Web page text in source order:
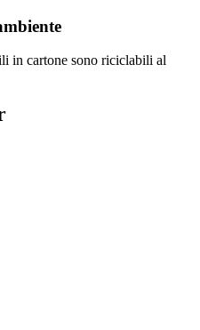
in cartone sono riciclabili al